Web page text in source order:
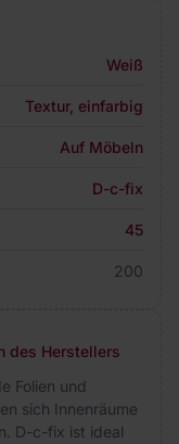
Weiß
Textur, einfarbig
Auf Möbeln
D-c-fix
45
200
des Herstellers
Folien und
sich Innenräume
D-c-fix ist ideal